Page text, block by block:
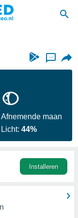
...
Afnemende maan
Licht:44%
Installeren